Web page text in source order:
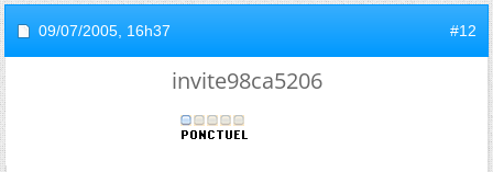
09/07/2005, 16h37 #12
invite98ca5206